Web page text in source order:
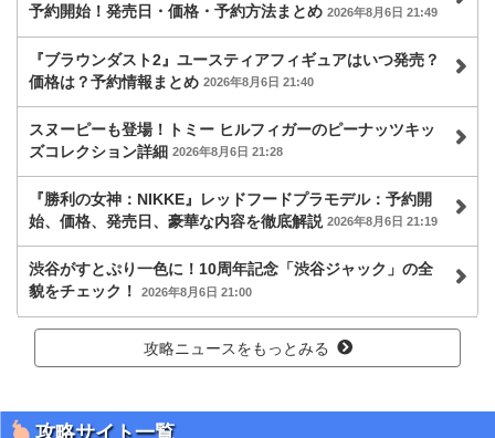
予約開始！発売日・価格・予約方法まとめ 2026年8月6日 21:49
『ブラウンダスト2』ユースティアフィギュアはいつ発売？
価格は？予約情報まとめ 2026年8月6日 21:40
スヌーピーも登場！トミー ヒルフィガーのピーナッツキッ
ズコレクション詳細 2026年8月6日 21:28
『勝利の女神：NIKKE』レッドフードプラモデル：予約開
始、価格、発売日、豪華な内容を徹底解説 2026年8月6日 21:19
渋谷がすとぷり一色に！10周年記念「渋谷ジャック」の全
貌をチェック！
2026年8月6日 21:00
攻略ニュースをもっとみる
攻略サイト一覧